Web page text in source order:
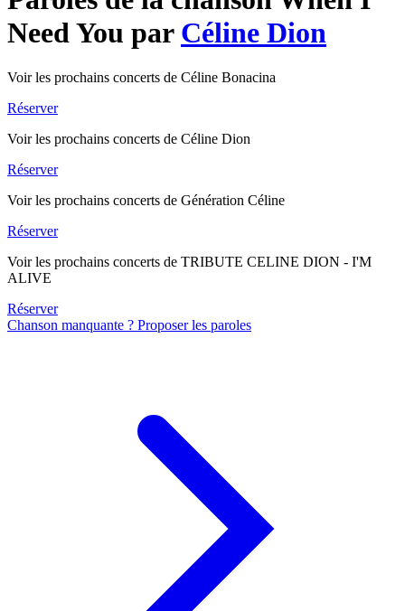
Need You par Céline Dion
Voir les prochains concerts de Céline Bonacina
Réserver
Voir les prochains concerts de Céline Dion
Réserver
Voir les prochains concerts de Génération Céline
Réserver
Voir les prochains concerts de TRIBUTE CELINE DION - I'M
ALIVE
Réserver
Chanson manquante ? Proposer les paroles